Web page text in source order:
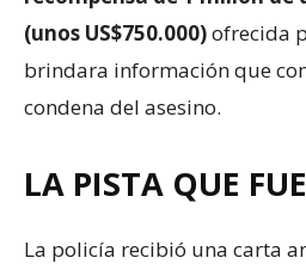
(unos US$750.000)ofrecida
brindara información que
condena del asesino.
LA PISTA QUE
La policía recibió una carta